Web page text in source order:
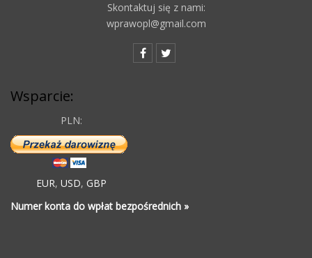
Skontaktuj się z nami:
wprawopl@gmail.com
Wsparcie:
PLN:
EUR, USD, GBP
Numer konta do wpłat bezpośrednich »